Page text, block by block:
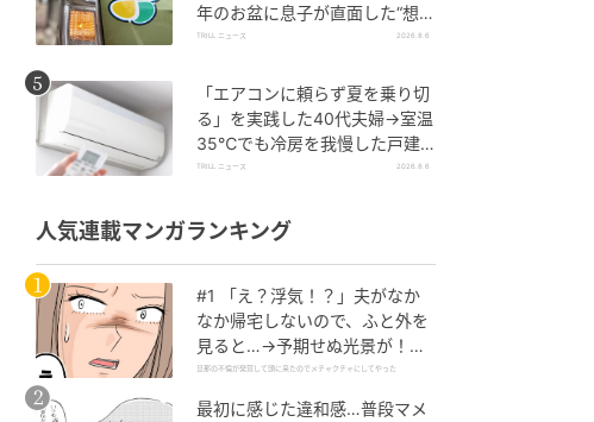
年のお盆に息子が直面した“想定
外の壁”
TRILL ニュース 2026.8.6
「エアコンに頼らず夏を乗り切
る」を実践した40代夫婦→室温
35℃でも冷房を我慢した戸建
て住宅の誤算
TRILL ニュース 2026.8.6
人気連載マンガランキング
#1 「え？浮気！？」夫がなか
なか帰宅しないので、ふと外を
見ると…→予期せぬ光景が！｜
旦那の不倫が発覚して頭に来た
旦那の不倫が発覚して頭に来たのでメチャクチャにしてやった
最初に感じた違和感…普段マメ